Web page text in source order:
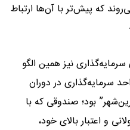
که پیش‌تر با آن‌ها ارتباط
نیز همین الگو
سرمایه‌گذاری در دوران
بود؛ صندوقی که با
و اعتبار بالای خود،